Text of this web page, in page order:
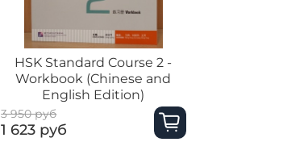
HSK Standard Course 2 -
Workbook (Chinese and
English Edition)
3 950 руб
1 623 руб